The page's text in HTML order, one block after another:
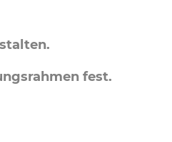
fest.